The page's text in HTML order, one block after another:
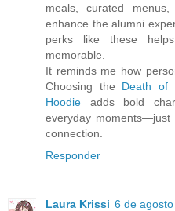
meals, curated
enhance the alumni
perks like these
memorable.
It reminds me how
Choosing the Death of
Hoodie adds bold
everyday
connection.
Responder
Laura Krissi 6 de